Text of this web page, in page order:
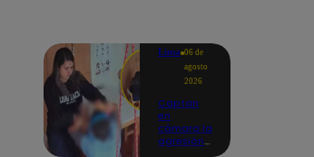
Lima 06 de
agosto
2026
Captan
en
cámara la
agresión